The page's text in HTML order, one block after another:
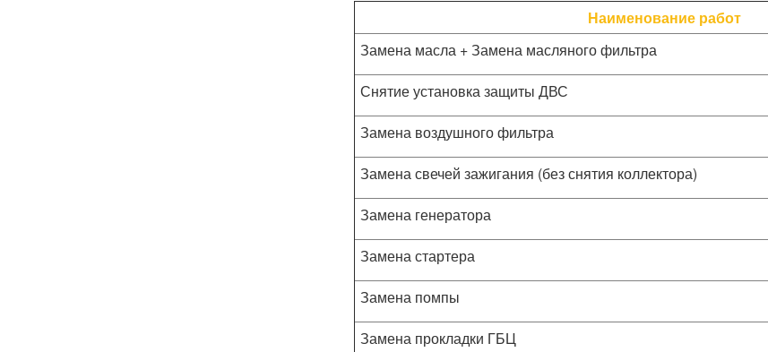
Наименование работ
Замена масла + Замена масляного фильтра
Снятие установка защиты ДВС
Замена воздушного фильтра
Замена свечей зажигания (без снятия коллектора)
Замена генератора
Замена стартера
Замена помпы
Замена прокладки ГБЦ